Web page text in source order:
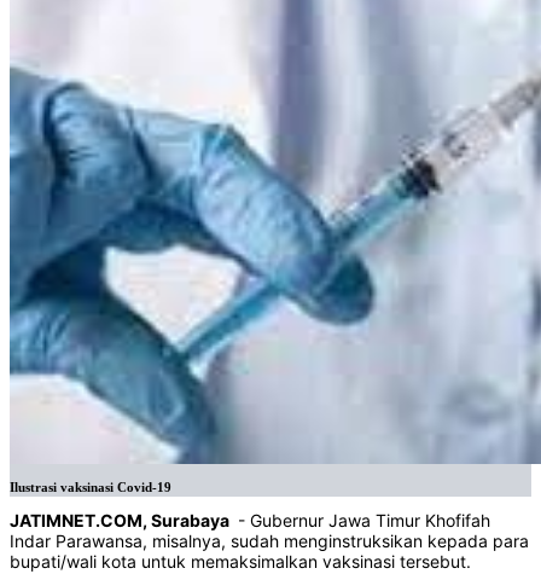
Ilustrasi vaksinasi Covid-19
JATIMNET.COM, Surabaya - Gubernur Jawa Timur Khofifah
Indar Parawansa, misalnya, sudah menginstruksikan kepada para
bupati/wali kota untuk memaksimalkan vaksinasi tersebut.